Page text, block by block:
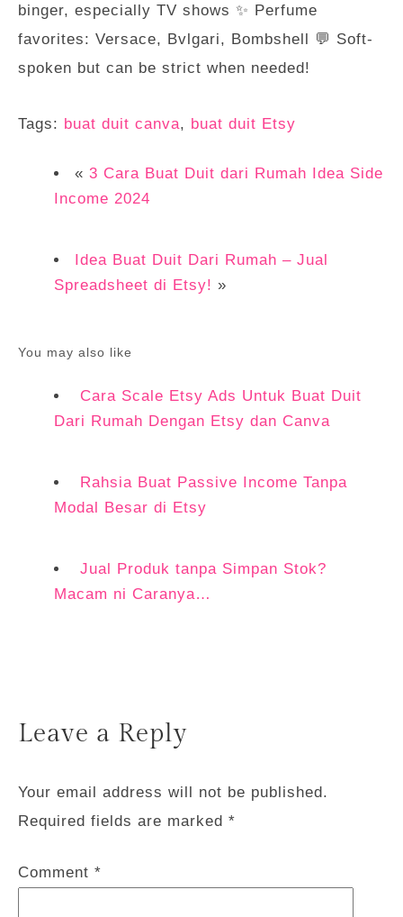
binger, especially TV shows ✨ Perfume
favorites: Versace, Bvlgari, Bombshell 💬 Soft-
spoken but can be strict when needed!
Tags: buat duit canva, buat duit Etsy
« 3 Cara Buat Duit dari Rumah Idea Side
Income 2024
Idea Buat Duit Dari Rumah – Jual
Spreadsheet di Etsy! »
You may also like
Cara Scale Etsy Ads Untuk Buat Duit
Dari Rumah Dengan Etsy dan Canva
Rahsia Buat Passive Income Tanpa
Modal Besar di Etsy
Jual Produk tanpa Simpan Stok?
Macam ni Caranya…
Leave a Reply
Your email address will not be published.
Required fields are marked *
Comment *